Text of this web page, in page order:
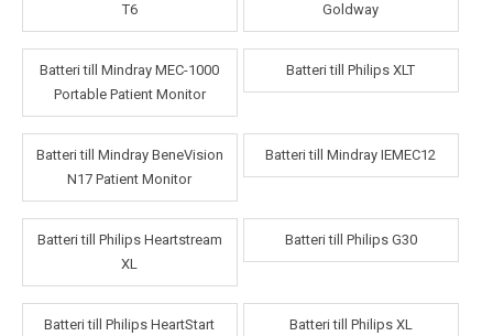
T6
Goldway
Batteri till Mindray MEC-1000
Portable Patient Monitor
Batteri till Philips XLT
Batteri till Mindray BeneVision
N17 Patient Monitor
Batteri till Mindray IEMEC12
Batteri till Philips Heartstream
XL
Batteri till Philips G30
Batteri till Philips HeartStart
Batteri till Philips XL